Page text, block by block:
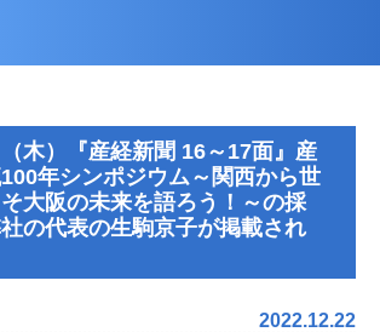
木）『産経新聞 16～17面』産
年シンポジウム～関西から世
大阪の未来を語ろう！～の採
の代表の生駒京子が掲載され
2022.12.22